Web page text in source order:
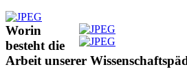
Worin
besteht die
Arbeit unserer